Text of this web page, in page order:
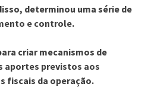
determinou uma série de
e controle.
criar mecanismos de
aportes previstos aos
fiscais da operação.